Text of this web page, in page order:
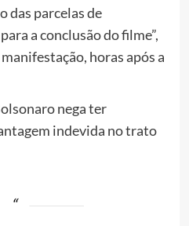
das parcelas de
a conclusão do filme”,
horas após a
nega ter
indevida no trato